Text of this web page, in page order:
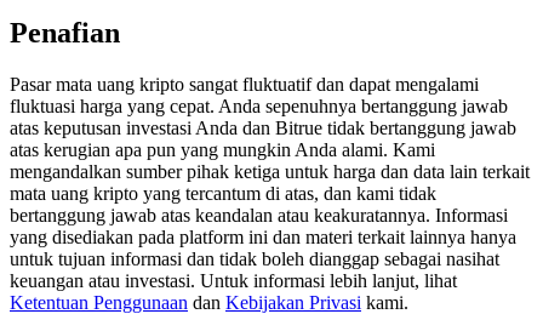
Precious Metals Trading Carnival
Trade Gold & Silver · 33,333 USDT Bonus
USDT New User Exclusive 10% APR
USDT Flexible Staking | Daily Rewards
Penafian
Pasar mata uang kripto sangat fluktuatif dan dapat mengalami
fluktuasi harga yang cepat. Anda sepenuhnya bertanggung jawab
atas keputusan investasi Anda dan Bitrue tidak bertanggung jawab
atas kerugian apa pun yang mungkin Anda alami. Kami
mengandalkan sumber pihak ketiga untuk harga dan data lain terkait
mata uang kripto yang tercantum di atas, dan kami tidak
bertanggung jawab atas keandalan atau keakuratannya. Informasi
yang disediakan pada platform ini dan materi terkait lainnya hanya
untuk tujuan informasi dan tidak boleh dianggap sebagai nasihat
keuangan atau investasi. Untuk informasi lebih lanjut, lihat
Ketentuan Penggunaan dan Kebijakan Privasi kami.